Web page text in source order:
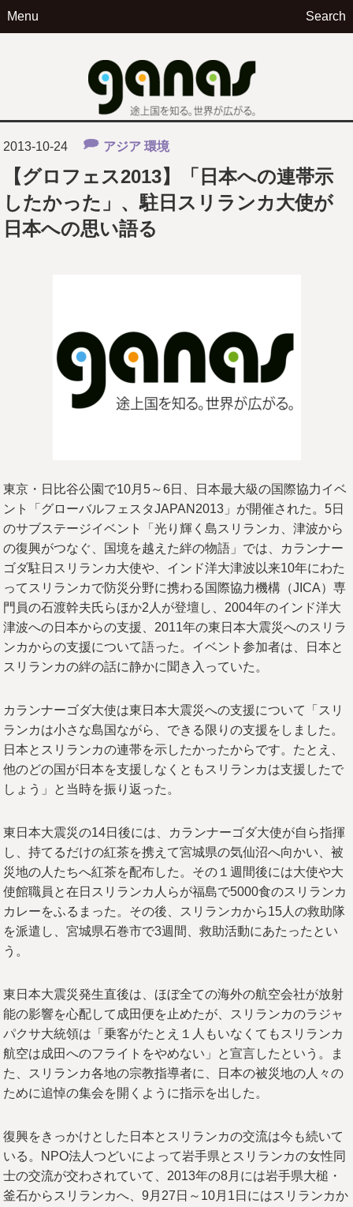
Menu Search
2013-10-24 アジア 環境
【グロフェス2013】「日本への連帯示
したかった」、駐日スリランカ大使が
日本への思い語る
東京・日比谷公園で10月5～6日、日本最大級の国際協力イベ
ント「グローバルフェスタJAPAN2013」が開催された。5日
のサブステージイベント「光り輝く島スリランカ、津波から
の復興がつなぐ、国境を越えた絆の物語」では、カランナー
ゴダ駐日スリランカ大使や、インド洋大津波以来10年にわた
ってスリランカで防災分野に携わる国際協力機構（JICA）専
門員の石渡幹夫氏らほか2人が登壇し、2004年のインド洋大
津波への日本からの支援、2011年の東日本大震災へのスリラ
ンカからの支援について語った。イベント参加者は、日本と
スリランカの絆の話に静かに聞き入っていた。
カランナーゴダ大使は東日本大震災への支援について「スリ
ランカは小さな島国ながら、できる限りの支援をしました。
日本とスリランカの連帯を示したかったからです。たとえ、
他のどの国が日本を支援しなくともスリランカは支援したで
しょう」と当時を振り返った。
東日本大震災の14日後には、カランナーゴダ大使が自ら指揮
し、持てるだけの紅茶を携えて宮城県の気仙沼へ向かい、被
災地の人たちへ紅茶を配布した。その１週間後には大使や大
使館職員と在日スリランカ人らが福島で5000食のスリランカ
カレーをふるまった。その後、スリランカから15人の救助隊
を派遣し、宮城県石巻市で3週間、救助活動にあたったとい
う。
東日本大震災発生直後は、ほぼ全ての海外の航空会社が放射
能の影響を心配して成田便を止めたが、スリランカのラジャ
パクサ大統領は「乗客がたとえ１人もいなくてもスリランカ
航空は成田へのフライトをやめない」と宣言したという。ま
た、スリランカ各地の宗教指導者に、日本の被災地の人々の
ために追悼の集会を開くように指示を出した。
復興をきっかけとした日本とスリランカの交流は今も続いて
いる。NPO法人つどいによって岩手県とスリランカの女性同
士の交流が交わされていて、2013年の8月には岩手県大槌・
釜石からスリランカへ、9月27日～10月1日にはスリランカか